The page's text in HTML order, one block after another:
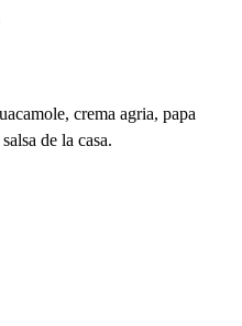
crema agria, papa
de la casa.